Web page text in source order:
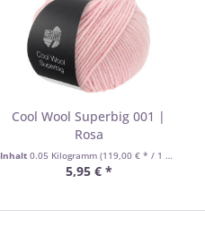
Cool Wool Superbig 001 |
Rosa
Inhalt 0.05 Kilogramm (119,00 € * / 1 Kilogramm)
5,95 € *